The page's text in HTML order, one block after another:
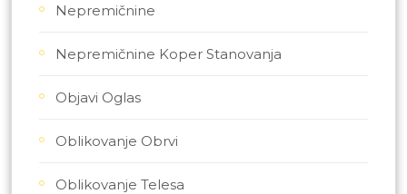
Nepremičnine
Nepremičnine Koper Stanovanja
Objavi Oglas
Oblikovanje Obrvi
Oblikovanje Telesa